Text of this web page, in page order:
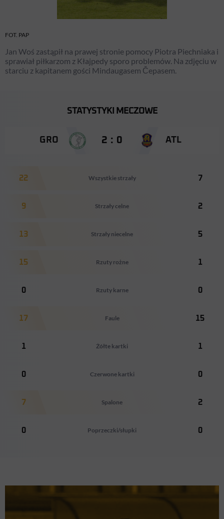
FOT. PAP
Jan Woś zastąpił na prawej stronie pomocy Piotra Piechniaka i
sprawiał piłkarzom z Kłajpedy sporo problemów. Na zdjęciu w
starciu z kapitanem gości Mindaugasem Čepasem.
STATYSTYKI MECZOWE
GRO 2 : 0 ATL
22 Wszystkie strzały 7
9 Strzały celne 2
13 Strzały niecelne 5
15 Rzuty rożne 1
0 Rzuty karne 0
17 Faule 15
1 Żółte kartki 1
0 Czerwone kartki 0
7 Spalone 2
0 Poprzeczki/słupki 0